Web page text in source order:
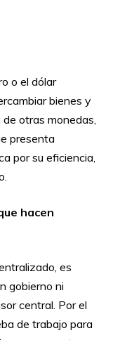
o el dólar
bienes y
otras monedas,
presenta
por su eficiencia,
hacen
es
gobierno ni
central. Por el
de trabajo para